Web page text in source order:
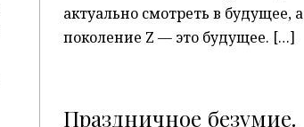
актуально смотреть в будущее, а
поколение Z — это будущее. […]
Праздничное безумие.